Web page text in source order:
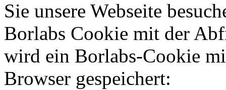
Sie unsere Webseite
Borlabs Cookie mit der
wird ein Borlabs-Cookie
Browser gespeichert: